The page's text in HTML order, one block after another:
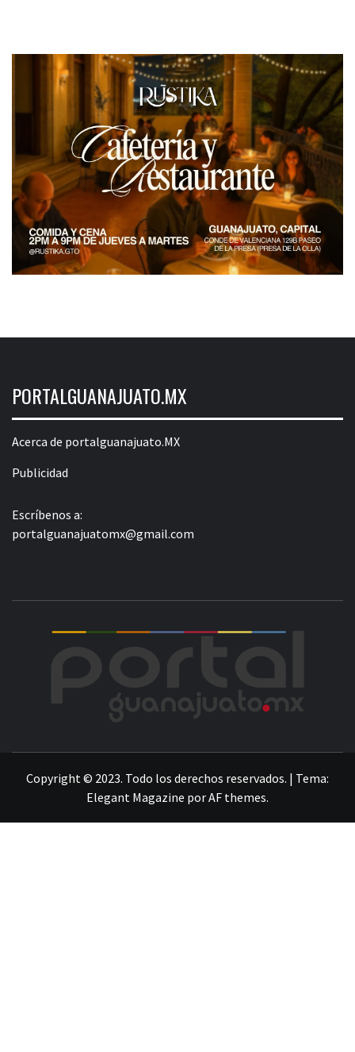
PORTALGUANAJUATO.MX
Acerca de portalguanajuato.MX
Publicidad
Escríbenos a:
portalguanajuatomx@gmail.com
Copyright © 2023. Todo los derechos reservados. | Tema:
Elegant Magazine porAF themes.